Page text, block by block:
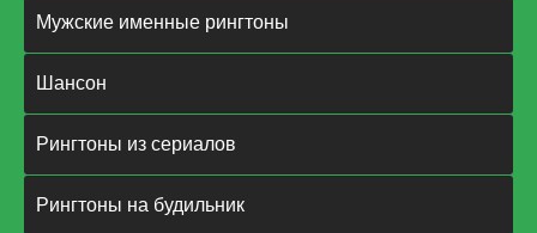
Мужские именные рингтоны
Шансон
Рингтоны из сериалов
Рингтоны на будильник